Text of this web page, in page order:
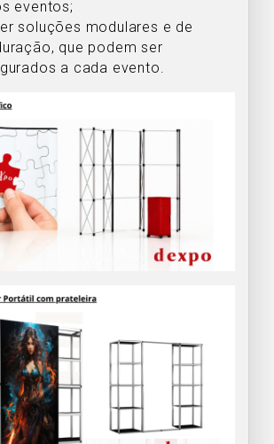
eventos;
soluções modulares e de
que podem ser
a cada evento.